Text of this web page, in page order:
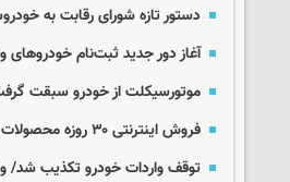
دستور تازه شورای رقابت به
آغاز دور جدید ثبت‌نام خودروهای
موتورسیکلت از خودرو سبقت گرفت / جهش ۱۶۲ درصدی
فروش اینترنتی ۳۰ روزه محصولات ایران‌خودرو در روزهای ۳۰ و ۳۱ تیر
توقف واردات خودرو تکذیب شد/ واردات ۸۵ هزار خودرو تا